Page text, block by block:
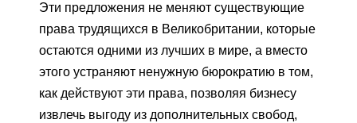
Эти предложения не меняют существующие
права трудящихся в Великобритании, которые
остаются одними из лучших в мире, а вместо
этого устраняют ненужную бюрократию в том,
как действуют эти права, позволяя бизнесу
извлечь выгоду из дополнительных свобод,